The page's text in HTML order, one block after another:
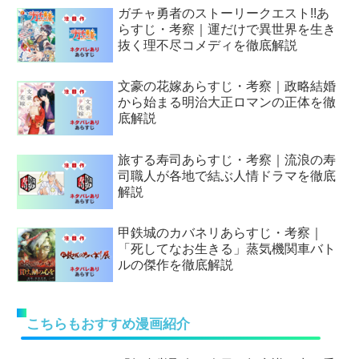
ガチャ勇者のストーリークエスト!!あ
らすじ・考察｜運だけで異世界を生き
抜く理不尽コメディを徹底解説
文豪の花嫁あらすじ・考察｜政略結婚
から始まる明治大正ロマンの正体を徹
底解説
旅する寿司あらすじ・考察｜流浪の寿
司職人が各地で結ぶ人情ドラマを徹底
解説
甲鉄城のカバネリあらすじ・考察｜
「死してなお生きる」蒸気機関車バト
ルの傑作を徹底解説
こちらもおすすめ漫画紹介